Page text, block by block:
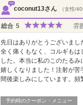
coconut13さん （女性/40
総合 5 雰
先日はありがとうございま
全く痛くもなく、コルギも
した。本当に私のこのたる
嬉しくなりました！注射が
間後楽しみにしています。頻
予約時のクーポン・メニュー